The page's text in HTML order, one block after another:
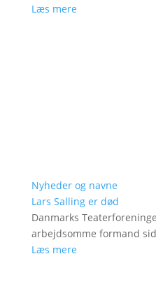
Læs mere
Nyheder og navne
Lars Salling er død
Danmarks
arbejdsomme formand
Læs mere